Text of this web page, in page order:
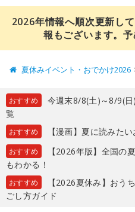
2026年情報へ順次更新し
報もございます。予
夏休みイベント・おでかけ2026
おすすめ
今週末8/8(土)～8/9(
覧
おすすめ 【漫画】夏に読みた
おすすめ
【2026年版】全国の
もわかる！
おすすめ
【2026夏休み】おう
ごし方ガイド